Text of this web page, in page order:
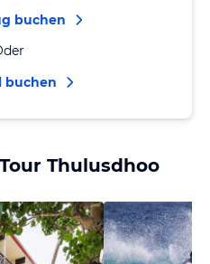
buchen
buchen
Thulusdhoo